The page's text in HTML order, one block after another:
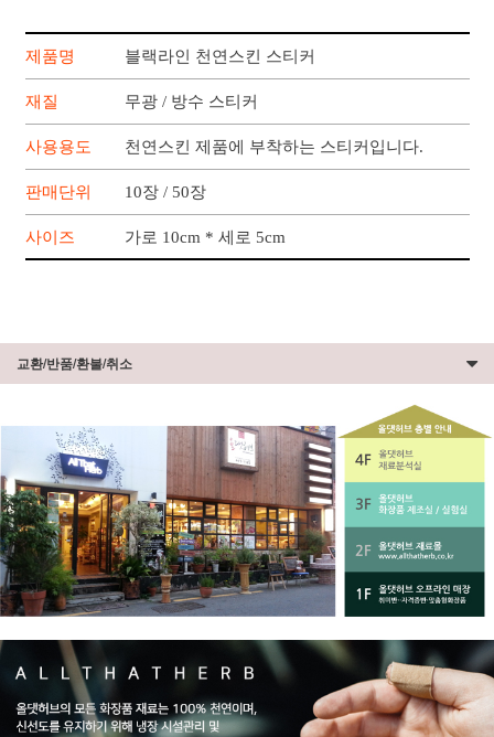
제품명 블랙라인 천연스킨 스티커
재질 무광 / 방수 스티커
사용용도 천연스킨 제품에 부착하는 스티커입니다.
판매단위 10장 / 50장
사이즈 가로 10cm * 세로 5cm
교환/반품/환불/취소